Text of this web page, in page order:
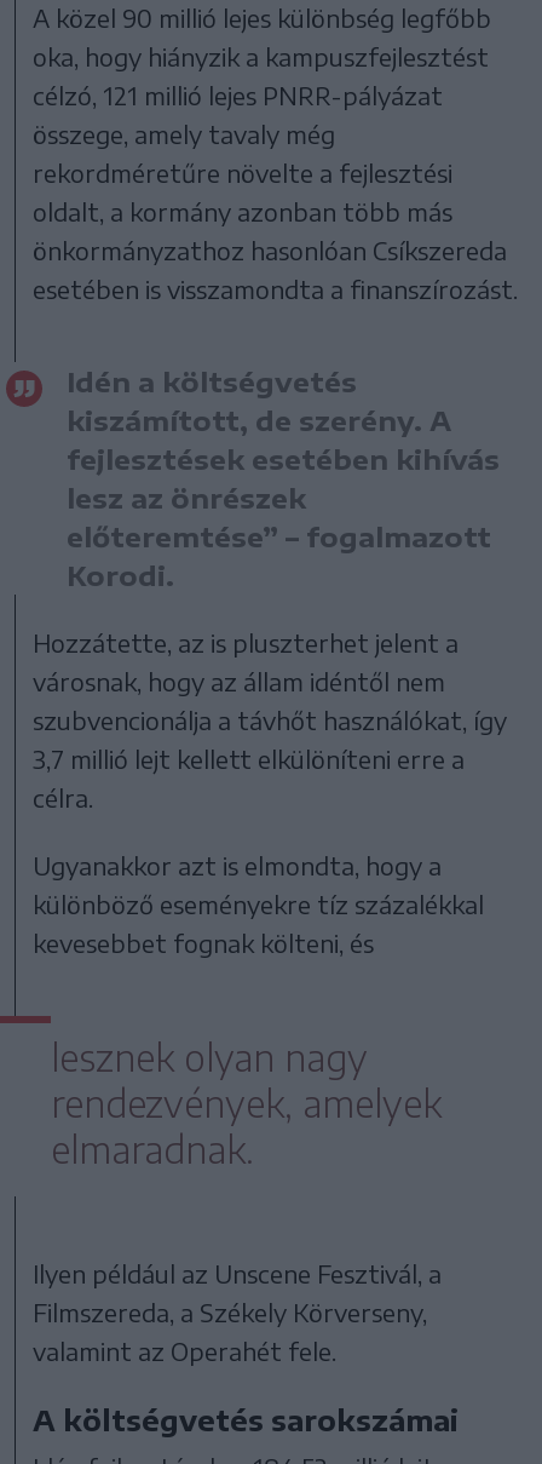
A közel 90 millió lejes különbség legfőbb
oka, hogy hiányzik a kampuszfejlesztést
célzó, 121 millió lejes PNRR-pályázat
összege, amely tavaly még
rekordméretűre növelte a fejlesztési
oldalt, a kormány azonban több más
önkormányzathoz hasonlóan Csíkszereda
esetében is visszamondta a finanszírozást.
Idén a költségvetés
kiszámított, de szerény. A
fejlesztések esetében kihívás
lesz az önrészek
előteremtése” – fogalmazott
Korodi.
Hozzátette, az is pluszterhet jelent a
városnak, hogy az állam idéntől nem
szubvencionálja a távhőt használókat, így
3,7 millió lejt kellett elkülöníteni erre a
célra.
Ugyanakkor azt is elmondta, hogy a
különböző eseményekre tíz százalékkal
kevesebbet fognak költeni, és
lesznek olyan nagy
rendezvények, amelyek
elmaradnak.
Ilyen például az Unscene Fesztivál, a
Filmszereda, a Székely Körverseny,
valamint az Operahét fele.
A költségvetés sarokszámai